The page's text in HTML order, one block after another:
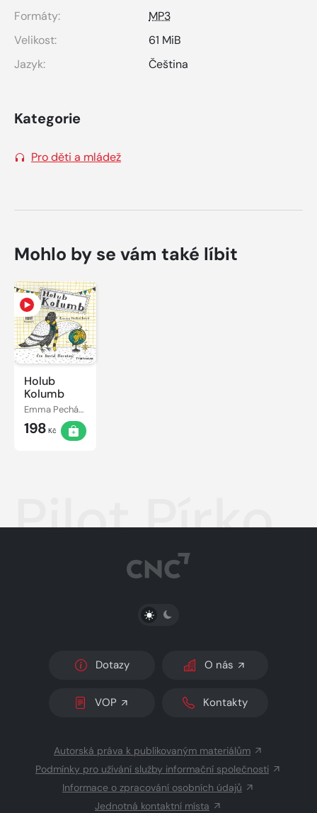
Formáty:
MP3
Velikost:
61 MiB
Jazyk:
Čeština
Kategorie
Pro děti a mládež
Mohlo by se vám také líbit
Holub
Kolumb
Emma Pecháčková
198 Kč
Pilot Pírko
PŘEPNOUT SVĚTLÝ/TMAVÝ REŽIM
Dotazy O nás
VOP Kontakty
Autorská práva k publikovaným materiálům
Podmínky pro užívání služby informační společnosti
Informace o zpracování osobních údajů
Jednotná kontaktní místa